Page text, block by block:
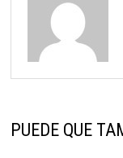
PUEDE QUE